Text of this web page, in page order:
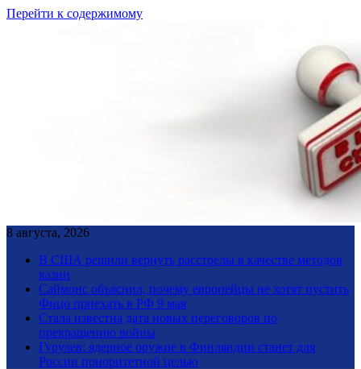
Перейти к содержимому
8 августа, 2026
В США решили вернуть расстрелы в качестве методов
казни
Саймонс объяснил, почему европейцы не хотят пустить
Фицо приехать в РФ 9 мая
Стала известна дата новых переговоров по
прекращению войны
Гурулев: ядерное оружие в Финляндии станет для
России приоритетной целью